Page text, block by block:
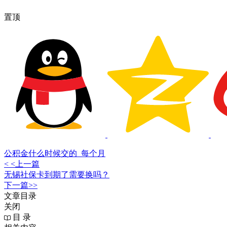
置顶
公积金什么时候交的_每个月
< <上一篇
无锡社保卡到期了需要换吗？
下一篇>>
文章目录
关闭
目 录